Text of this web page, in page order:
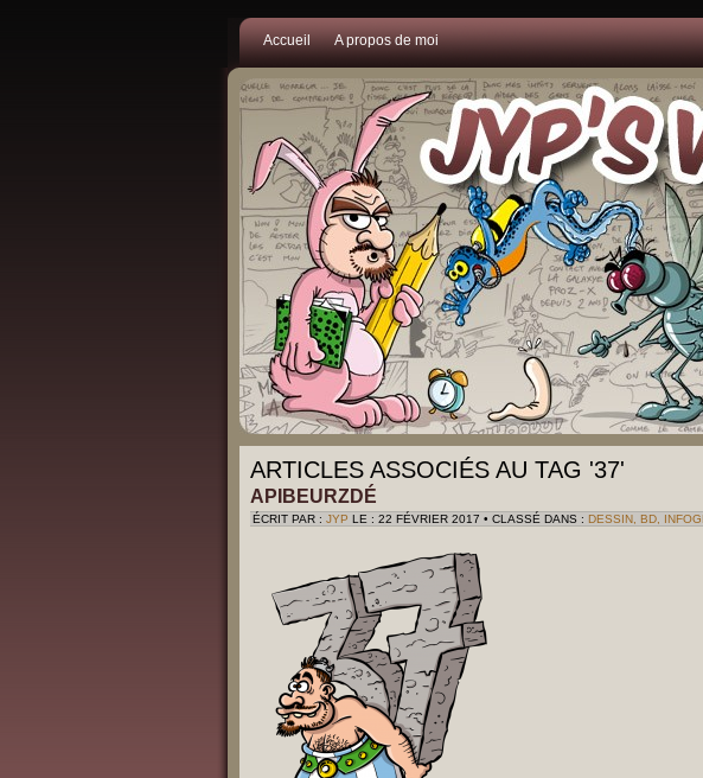
Accueil A propos de moi
ARTICLES ASSOCIÉS AU TAG '37'
APIBEURZDÉ
ÉCRIT PAR : JYP LE : 22 FÉVRIER 2017 • CLASSÉ DANS : DESSIN, BD,